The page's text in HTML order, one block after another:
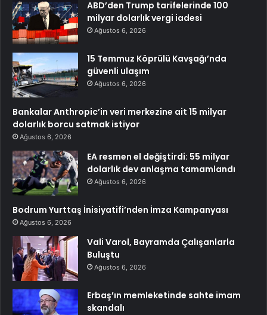
ABD’den Trump tarifelerinde 100
milyar dolarlık vergi iadesi
Ağustos 6, 2026
15 Temmuz Köprülü Kavşağı’nda
güvenli ulaşım
Ağustos 6, 2026
Bankalar Anthropic’in veri merkezine ait 15 milyar
dolarlık borcu satmak istiyor
Ağustos 6, 2026
EA resmen el değiştirdi: 55 milyar
dolarlık dev anlaşma tamamlandı
Ağustos 6, 2026
Bodrum Yurttaş İnisiyatifi’nden İmza Kampanyası
Ağustos 6, 2026
Vali Varol, Bayramda Çalışanlarla
Buluştu
Ağustos 6, 2026
Erbaş’ın memleketinde sahte imam
skandalı